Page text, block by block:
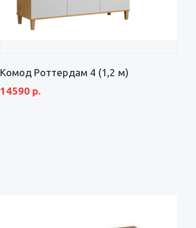
Комод Роттердам 4 (1,2 м)
14590 р.